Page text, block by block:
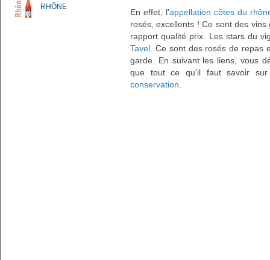
RHÔNE
En effet, l'appellation côtes du
rosés, excellents ! Ce sont des
rapport qualité prix. Les stars du
Tavel . Ce sont des rosés de repas
garde. En suivant les liens, vous
que tout ce qu'il faut savoir
conservation